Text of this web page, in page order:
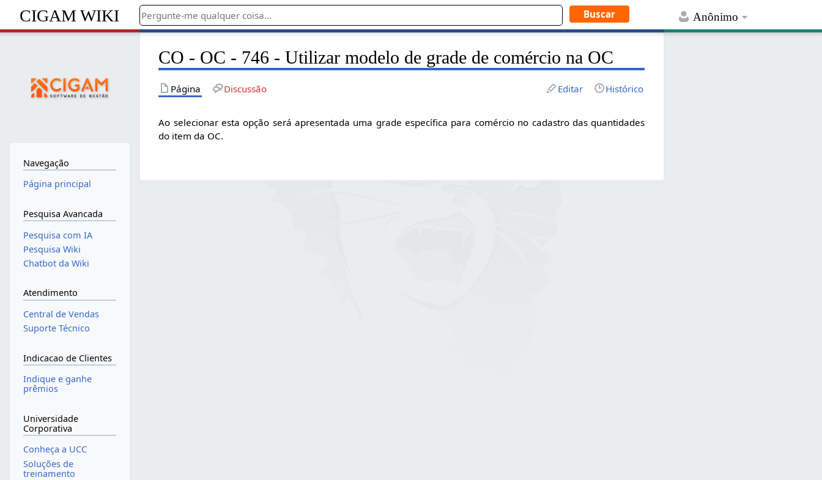
Anônimo
CIGAM WIKI
CO - OC - 746 - Utilizar modelo de grade de comércio na OC
Página Discussão Editar Histórico
Ao selecionar esta opção será apresentada uma grade específica para comércio no cadastro das quantidades
do item da OC.
Navegação
Página principal
Pesquisa Avancada
Pesquisa com IA
Pesquisa Wiki
Chatbot da Wiki
Atendimento
Central de Vendas
Suporte Técnico
Indicacao de Clientes
Indique e ganhe
prêmios
Universidade
Corporativa
Conheça a UCC
Soluções de
treinamento